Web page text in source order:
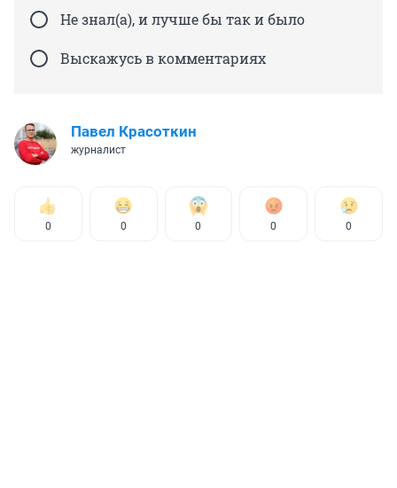
Не знал(а), и лучше бы так и было
Выскажусь в комментариях
Павел Красоткин
журналист
0 0 0 0 0